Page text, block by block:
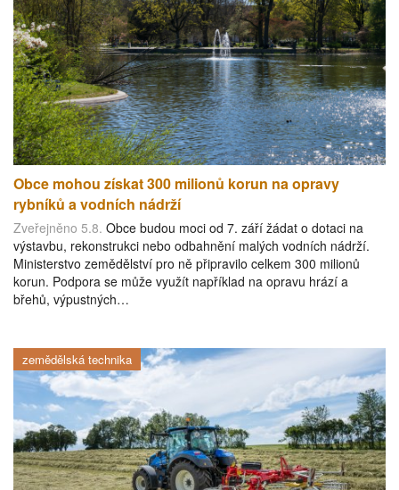
Obce mohou získat 300 milionů korun na opravy
rybníků a vodních nádrží
Zveřejněno 5.8. Obce budou moci od 7. září žádat o dotaci na
výstavbu, rekonstrukci nebo odbahnění malých vodních nádrží.
Ministerstvo zemědělství pro ně připravilo celkem 300 milionů
korun. Podpora se může využít například na opravu hrází a
břehů, výpustných…
zemědělská technika